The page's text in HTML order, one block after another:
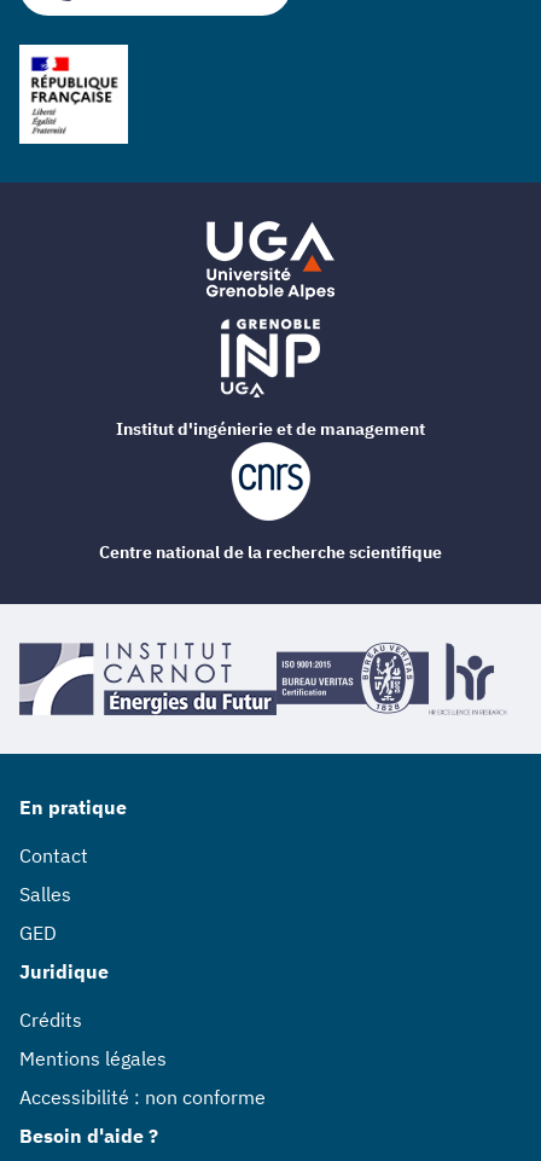
En pratique
Contact
Salles
GED
Juridique
Crédits
Mentions légales
Accessibilité : non conforme
Besoin d'aide ?
Institut d'ingénierie et de management
Centre national de la recherche scientifique